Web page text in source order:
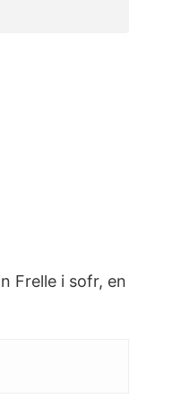
Frelle i sofr, en